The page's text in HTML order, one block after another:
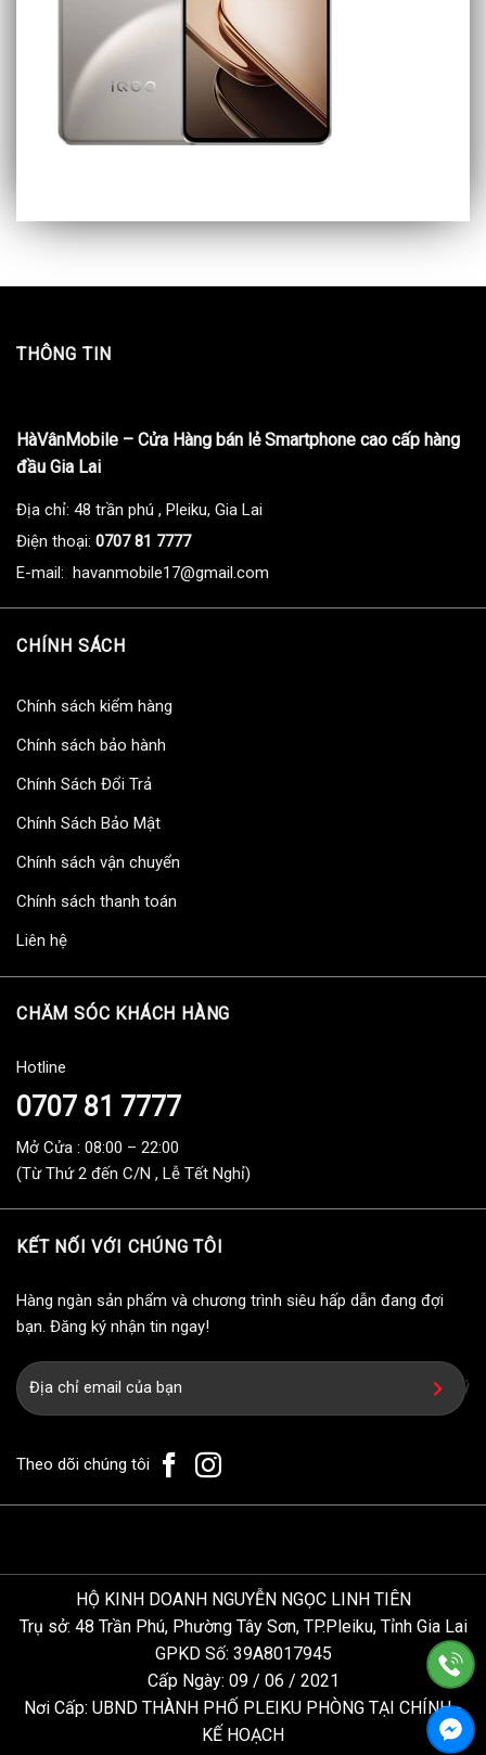
THÔNG TIN
HàVânMobile – Cửa Hàng bán lẻ Smartphone cao cấp hàng
đầu Gia Lai
Địa chỉ: 48 trần phú , Pleiku, Gia Lai
Điện thoại: 0707 81 7777
E-mail: havanmobile17@gmail.com
CHÍNH SÁCH
Chính sách kiểm hàng
Chính sách bảo hành
Chính Sách Đổi Trả
Chính Sách Bảo Mật
Chính sách vận chuyển
Chính sách thanh toán
Liên hệ
CHĂM SÓC KHÁCH HÀNG
Hotline
0707 81 7777
Mở Cửa : 08:00 – 22:00
(Từ Thứ 2 đến C/N , Lễ Tết Nghỉ)
KẾT NỐI VỚI CHÚNG TÔI
Hàng ngàn sản phẩm và chương trình siêu hấp dẫn đang đợi
bạn. Đăng ký nhận tin ngay!
HỘ KINH DOANH NGUYỄN NGỌC LINH TIÊN
Trụ sở: 48 Trần Phú, Phường Tây Sơn, TP.Pleiku, Tỉnh Gia Lai
GPKD Số: 39A8017945
Cấp Ngày: 09 / 06 / 2021
Nơi Cấp: UBND THÀNH PHỐ PLEIKU PHÒNG TẠI CHÍNH -
KẾ HOẠCH